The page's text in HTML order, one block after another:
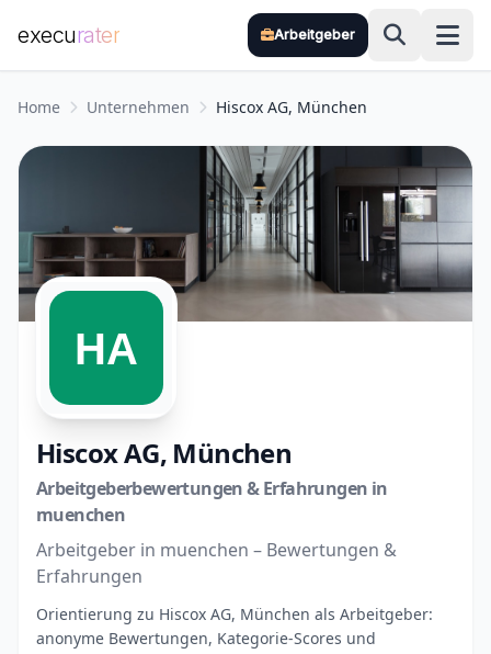
execurater Arbeitgeber
Home Unternehmen Hiscox AG, München
Hiscox AG, München
Arbeitgeberbewertungen & Erfahrungen in
muenchen
Arbeitgeber in muenchen – Bewertungen &
Erfahrungen
Orientierung zu Hiscox AG, München als Arbeitgeber:
anonyme Bewertungen, Kategorie-Scores und